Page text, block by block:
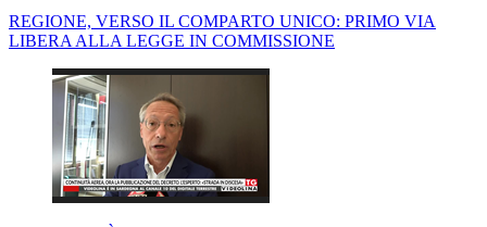
REGIONE, VERSO IL COMPARTO UNICO: PRIMO VIA
LIBERA ALLA LEGGE IN COMMISSIONE